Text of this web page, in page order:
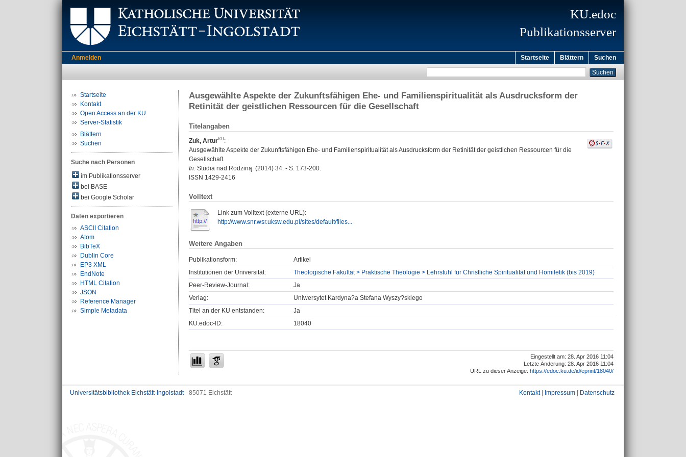
KU.edoc
Publikationsserver
Anmelden Startseite Blättern Suchen
Startseite
Kontakt
Open Access an der KU
Server-Statistik
Blättern
Suchen
Suche nach Personen
im Publikationsserver
bei BASE
bei Google Scholar
Daten exportieren
ASCII Citation
Atom
BibTeX
Dublin Core
EP3 XML
EndNote
HTML Citation
JSON
Reference Manager
Simple Metadata
Ausgewählte Aspekte der Zukunftsfähigen Ehe- und Familienspiritualität als Ausdrucksform der
Retinität der geistlichen Ressourcen für die Gesellschaft
Titelangaben
Zuk, Artur
:
Ausgewählte Aspekte der Zukunftsfähigen Ehe- und Familienspiritualität als Ausdrucksform der Retinität der geistlichen Ressourcen für die
Gesellschaft.
In: Studia nad Rodziną. (2014) 34. - S. 173-200.
ISSN 1429-2416
Volltext
Link zum Volltext (externe URL):
http://www.snr.wsr.uksw.edu.pl/sites/default/files...
Weitere Angaben
Publikationsform:
Artikel
Institutionen der Universität:
Theologische Fakultät > Praktische Theologie > Lehrstuhl für Christliche Spiritualität und Homiletik (bis 2019)
Peer-Review-Journal:
Ja
Verlag:
Uniwersytet Kardyna?a Stefana Wyszy?skiego
Titel an der KU entstanden:
Ja
KU.edoc-ID:
18040
Eingestellt am: 28. Apr 2016 11:04
Letzte Änderung: 28. Apr 2016 11:04
URL zu dieser Anzeige: https://edoc.ku.de/id/eprint/18040/
Universitätsbibliothek Eichstätt-Ingolstadt- 85071 Eichstätt Kontakt| Impressum Datenschutz